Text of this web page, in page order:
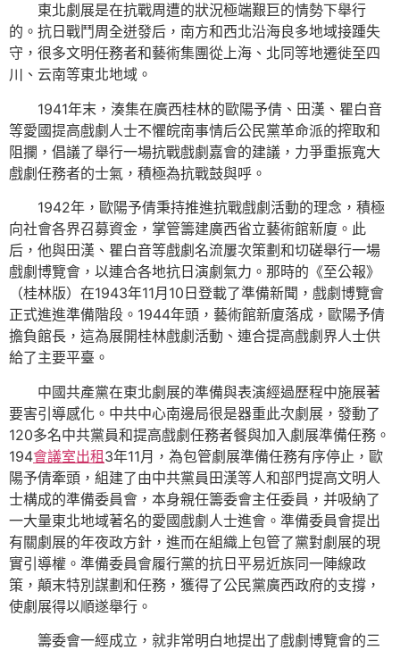
東北劇展是在抗戰周遭的狀況極端艱巨的情勢下舉行
的。抗日戰鬥周全迸發后，南方和西北沿海良多地域接踵失
守，很多文明任務者和藝術集團從上海、北同等地遷徙至四
川、云南等東北地域。
1941年末，湊集在廣西桂林的歐陽予倩、田漢、瞿白音
等愛國提高戲劇人士不懼皖南事情后公民黨革命派的搾取和
阻攔，倡議了舉行一場抗戰戲劇嘉會的建議，力爭重振寬大
戲劇任務者的士氣，積極為抗戰鼓與呼。
1942年，歐陽予倩秉持推進抗戰戲劇活動的理念，積極
向社會各界召募資金，掌管籌建廣西省立藝術館新廈。此
后，他與田漢、瞿白音等戲劇名流屢次策劃和切磋舉行一場
戲劇博覽會，以連合各地抗日演劇氣力。那時的《至公報》
（桂林版）在1943年11月10日登載了準備新聞，戲劇博覽會
正式進進準備階段。1944年頭，藝術館新廈落成，歐陽予倩
擔負館長，這為展開桂林戲劇活動、連合提高戲劇界人士供
給了主要平臺。
中國共產黨在東北劇展的準備與表演經過歷程中施展著
要害引導感化。中共中心南邊局很是器重此次劇展，發動了
120多名中共黨員和提高戲劇任務者餐與加入劇展準備任務。
194會議室出租3年11月，為包管劇展準備任務有序停止，歐
陽予倩牽頭，組建了由中共黨員田漢等人和部門提高文明人
士構成的準備委員會，本身親任籌委會主任委員，并吸納了
一大量東北地域著名的愛國戲劇人士進會。準備委員會提出
有關劇展的年夜政方針，進而在組織上包管了黨對劇展的現
實引導權。準備委員會履行黨的抗日平易近族同一陣線政
策，顛末特別謀劃和任務，獲得了公民黨廣西政府的支撐，
使劇展得以順遂舉行。
籌委會一經成立，就非常明白地提出了戲劇博覽會的三